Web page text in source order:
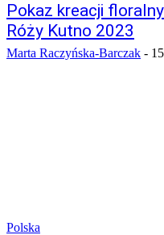
Pokaz kreacji
Róży Kutno 2023
Marta Raczyńska-Barczak -
Polska